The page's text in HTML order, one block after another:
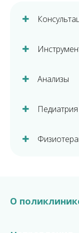
Анализы
Педиатрия
О